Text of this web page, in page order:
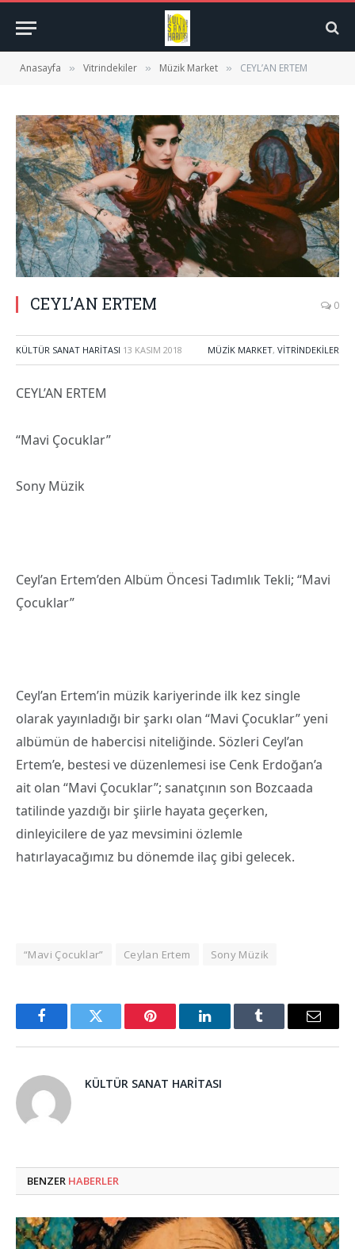
Anasayfa » Vitrindekiler » Müzik Market » CEYL’AN ERTEM
CEYL’AN ERTEM 0
KÜLTÜR SANAT HARITASI 13 KASIM 2018 MÜZIK MARKET, VITRINDEKILER
CEYL’AN ERTEM
“Mavi Çocuklar”
Sony Müzik
Ceyl’an Ertem’den Albüm Öncesi Tadımlık Tekli; “Mavi
Çocuklar”
Ceyl’an Ertem’in müzik kariyerinde ilk kez single
olarak yayınladığı bir şarkı olan “Mavi Çocuklar” yeni
albümün de habercisi niteliğinde. Sözleri Ceyl’an
Ertem’e, bestesi ve düzenlemesi ise Cenk Erdoğan’a
ait olan “Mavi Çocuklar”; sanatçının son Bozcaada
tatilinde yazdığı bir şiirle hayata geçerken,
dinleyicilere de yaz mevsimini özlemle
hatırlayacağımız bu dönemde ilaç gibi gelecek.
“Mavi Çocuklar” Ceylan Ertem Sony Müzik
FacebookTwitter Pinterest LinkedInTumblr Email
KÜLTÜR SANAT HARITASI
BENZER HABERLER